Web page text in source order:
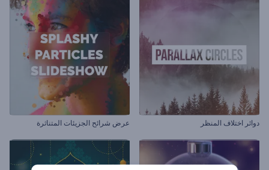
دوائر اختلاف المنظر عرض شرائح الجزيئات المتناثرة